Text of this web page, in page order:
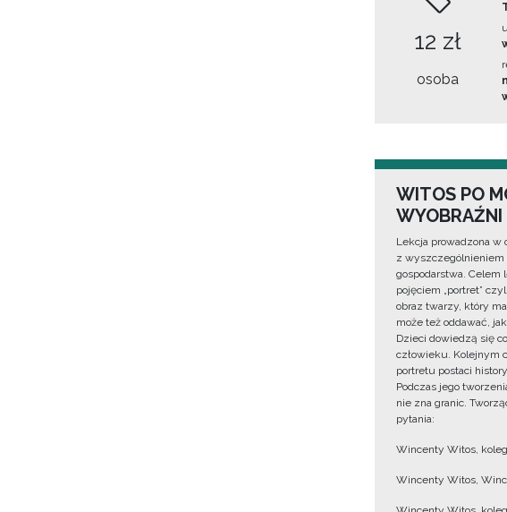
12 zł
osoba
WITOS PO
Lekcja prowadzona w
z
gospodarstwa. Celem
pojęciem „portret”
obraz twarzy, który
może też oddawać,
Dzieci dowiedzą się
człowieku. Kolejnym
portretu postaci
Podczas jego
nie zna granic.
pytania:
Wincenty Witos,
Wincenty Witos,